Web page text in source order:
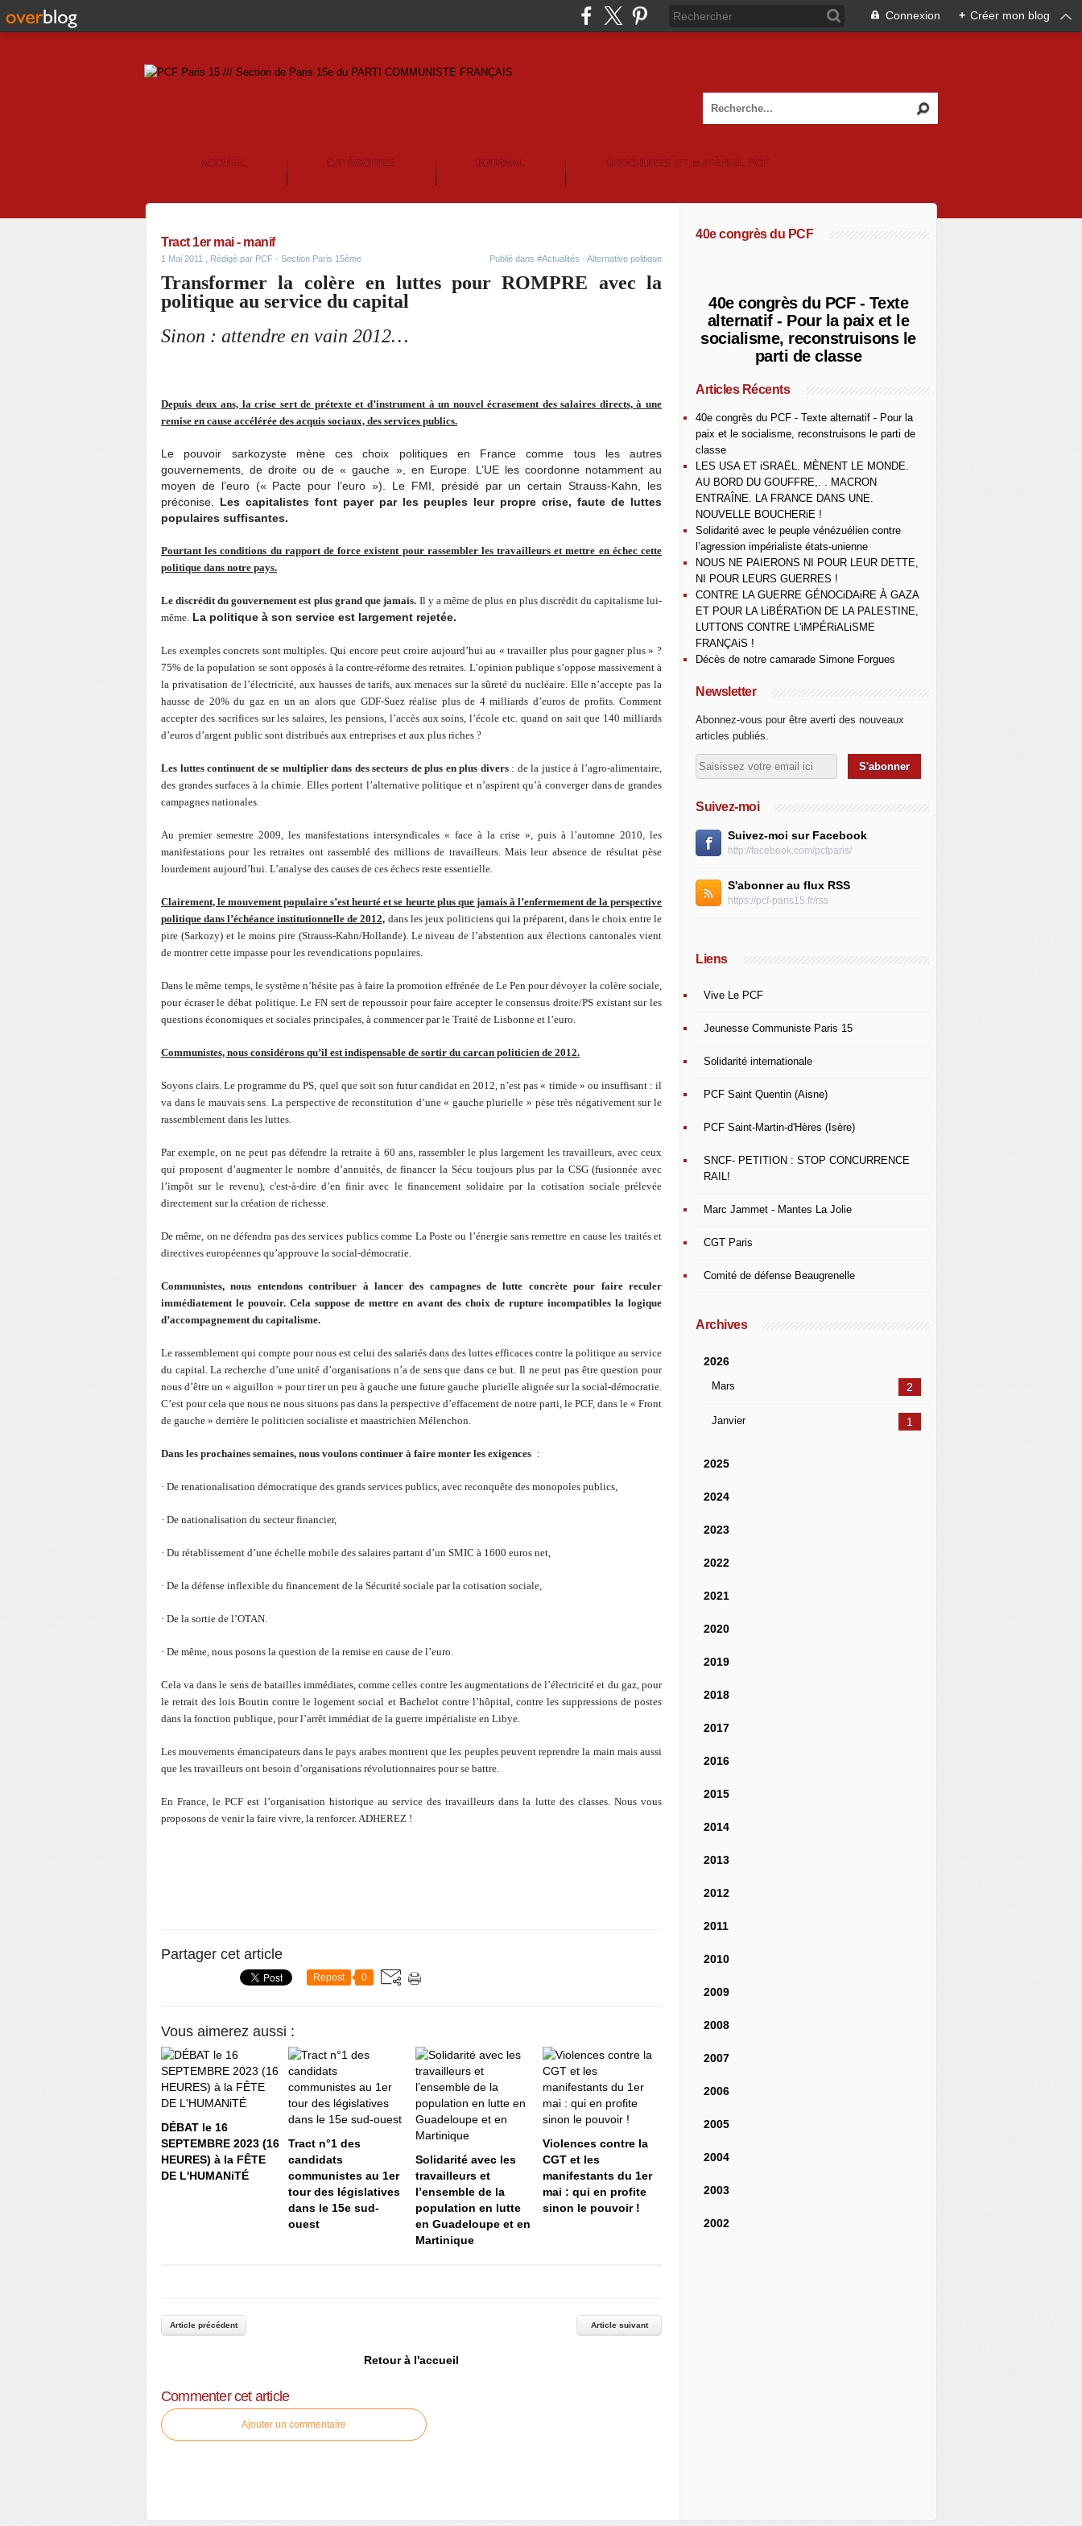
Connexion + Créer mon blog
ACCUEIL CATÉGORIES JOURNAL BROCHURES ET MATÉRIEL PCF
Tract 1er mai - manif
1 Mai 2011 , Rédigé par PCF - Section Paris 15ème Publié dans #Actualités - Alternative politique
Transformer la colère en luttes pour ROMPRE avec la
politique au service du capital
Sinon : attendre en vain 2012…
Depuis deux ans, la crise sert de prétexte et d’instrument à un nouvel écrasement des salaires directs, à une
remise en cause accélérée des acquis sociaux, des services publics.
Le pouvoir sarkozyste mène ces choix politiques en France comme tous les autres
gouvernements, de droite ou de « gauche », en Europe. L’UE les coordonne notamment au
moyen de l’euro (« Pacte pour l’euro »). Le FMI, présidé par un certain Strauss-Kahn, les
préconise.
Les capitalistes font payer par les peuples leur propre crise, faute de luttes
populaires suffisantes.
Pourtant les conditions du rapport de force existent pour rassembler les travailleurs et mettre en échec cette
politique dans notre pays.
Le discrédit du gouvernement est plus grand que jamais. Il y a même de plus en plus discrédit du capitalisme lui-
même. La politique à son service est largement rejetée.
Les exemples concrets sont multiples. Qui encore peut croire aujourd’hui au « travailler plus pour gagner plus » ?
75% de la population se sont opposés à la contre-réforme des retraites. L’opinion publique s’oppose massivement à
la privatisation de l’électricité, aux hausses de tarifs, aux menaces sur la sûreté du nucléaire. Elle n’accepte pas la
hausse de 20% du gaz en un an alors que GDF-Suez réalise plus de 4 milliards d’euros de profits. Comment
accepter des sacrifices sur les salaires, les pensions, l’accès aux soins, l’école etc. quand on sait que 140 milliards
d’euros d’argent public sont distribués aux entreprises et aux plus riches ?
Les luttes continuent de se multiplier dans des secteurs de plus en plus divers: de la justice à l’agro-alimentaire,
des grandes surfaces à la chimie. Elles portent l’alternative politique et n’aspirent qu’à converger dans de grandes
campagnes nationales.
Au premier semestre 2009, les manifestations intersyndicales « face à la crise », puis à l’automne 2010, les
manifestations pour les retraites ont rassemblé des millions de travailleurs. Mais leur absence de résultat pèse
lourdement aujourd’hui. L’analyse des causes de ces échecs reste essentielle.
Clairement, le mouvement populaire s’est heurté et se heurte plus que jamais à l’enfermement de la perspective
politique dans l’échéance institutionnelle de 2012, dans les jeux politiciens qui la préparent, dans le choix entre le
pire (Sarkozy) et le moins pire (Strauss-Kahn/Hollande). Le niveau de l’abstention aux élections cantonales vient
de montrer cette impasse pour les revendications populaires.
Dans le même temps, le système n’hésite pas à faire la promotion effrénée de Le Pen pour dévoyer la colère sociale,
pour écraser le débat politique. Le FN sert de repoussoir pour faire accepter le consensus droite/PS existant sur les
questions économiques et sociales principales, à commencer par le Traité de Lisbonne et l’euro.
Communistes, nous considérons qu’il est indispensable de sortir du carcan politicien de 2012.
Soyons clairs. Le programme du PS, quel que soit son futur candidat en 2012, n’est pas « timide » ou insuffisant : il
va dans le mauvais sens. La perspective de reconstitution d’une « gauche plurielle » pèse très négativement sur le
rassemblement dans les luttes.
Par exemple, on ne peut pas défendre la retraite à 60 ans, rassembler le plus largement les travailleurs, avec ceux
qui proposent d’augmenter le nombre d’annuités, de financer la Sécu toujours plus par la CSG (fusionnée avec
l’impôt sur le revenu), c'est-à-dire d’en finir avec le financement solidaire par la cotisation sociale prélevée
directement sur la création de richesse.
De même, on ne défendra pas des services publics comme La Poste ou l’énergie sans remettre en cause les traités et
directives européennes qu’approuve la social-démocratie.
Communistes, nous entendons contribuer à lancer des campagnes de lutte concrète pour faire reculer
immédiatement le pouvoir. Cela suppose de mettre en avant des choix de rupture incompatibles la logique
d’accompagnement du capitalisme.
Le rassemblement qui compte pour nous est celui des salariés dans des luttes efficaces contre la politique au service
du capital. La recherche d’une unité d’organisations n’a de sens que dans ce but. Il ne peut pas être question pour
nous d’être un « aiguillon » pour tirer un peu à gauche une future gauche plurielle alignée sur la social-démocratie.
C’est pour cela que nous ne nous situons pas dans la perspective d’effacement de notre parti, le PCF, dans le « Front
de gauche » derrière le politicien socialiste et maastrichien Mélenchon.
Dans les prochaines semaines, nous voulons continuer à faire monter les exigences :
· De renationalisation démocratique des grands services publics, avec reconquête des monopoles publics,
· De nationalisation du secteur financier,
· Du rétablissement d’une échelle mobile des salaires partant d’un SMIC à 1600 euros net,
· De la défense inflexible du financement de la Sécurité sociale par la cotisation sociale,
· De la sortie de l’OTAN.
· De même, nous posons la question de la remise en cause de l’euro.
Cela va dans le sens de batailles immédiates, comme celles contre les augmentations de l’électricité et du gaz, pour
le retrait des lois Boutin contre le logement social et Bachelot contre l’hôpital, contre les suppressions de postes
dans la fonction publique, pour l’arrêt immédiat de la guerre impérialiste en Libye.
Les mouvements émancipateurs dans le pays arabes montrent que les peuples peuvent reprendre la main mais aussi
que les travailleurs ont besoin d’organisations révolutionnaires pour se battre.
En France, le PCF est l’organisation historique au service des travailleurs dans la lutte des classes. Nous vous
proposons de venir la faire vivre, la renforcer. ADHEREZ !
Partager cet article
Repost 0
Vous aimerez aussi :
DÉBAT le 16
SEPTEMBRE 2023 (16
HEURES) à la FÊTE
DE L'HUMANiTÉ
Tract n°1 des
candidats
communistes au 1er
tour des législatives
dans le 15e sud-
ouest
Solidarité avec les
travailleurs et
l’ensemble de la
population en lutte
en Guadeloupe et en
Martinique
Violences contre la
CGT et les
manifestants du 1er
mai : qui en profite
sinon le pouvoir !
Article précédent Article suivant
Retour à l'accueil
Commenter cet article
Ajouter un commentaire
40e congrès du PCF
40e congrès du PCF - Texte
alternatif - Pour la paix et le
socialisme, reconstruisons le
parti de classe
Articles Récents
40e congrès du PCF - Texte alternatif - Pour la
paix et le socialisme, reconstruisons le parti de
classe
LES USA ET iSRAËL. MÈNENT LE MONDE.
AU BORD DU GOUFFRE,. . MACRON
ENTRAÎNE. LA FRANCE DANS UNE.
NOUVELLE BOUCHERiE !
Solidarité avec le peuple vénézuélien contre
l’agression impérialiste états-unienne
NOUS NE PAIERONS NI POUR LEUR DETTE,
NI POUR LEURS GUERRES !
CONTRE LA GUERRE GÉNOCiDAiRE À GAZA
ET POUR LA LiBÉRATiON DE LA PALESTINE,
LUTTONS CONTRE L'iMPÉRiALiSME
FRANÇAiS !
Décès de notre camarade Simone Forgues
Newsletter
Abonnez-vous pour être averti des nouveaux
articles publiés.
Suivez-moi
Suivez-moi sur Facebook
http://facebook.com/pcfparis/
S'abonner au flux RSS
https://pcf-paris15.fr/rss
Liens
Vive Le PCF
Jeunesse Communiste Paris 15
Solidarité internationale
PCF Saint Quentin (Aisne)
PCF Saint-Martin-d'Hères (Isère)
SNCF- PETITION : STOP CONCURRENCE
RAIL!
Marc Jammet - Mantes La Jolie
CGT Paris
Comité de défense Beaugrenelle
Archives
2026
Mars 2
Janvier 1
2025
2024
2023
2022
2021
2020
2019
2018
2017
2016
2015
2014
2013
2012
2011
2010
2009
2008
2007
2006
2005
2004
2003
2002